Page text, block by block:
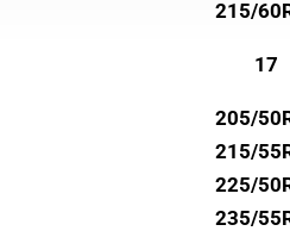
215/
17
205/
215/
225/
235/